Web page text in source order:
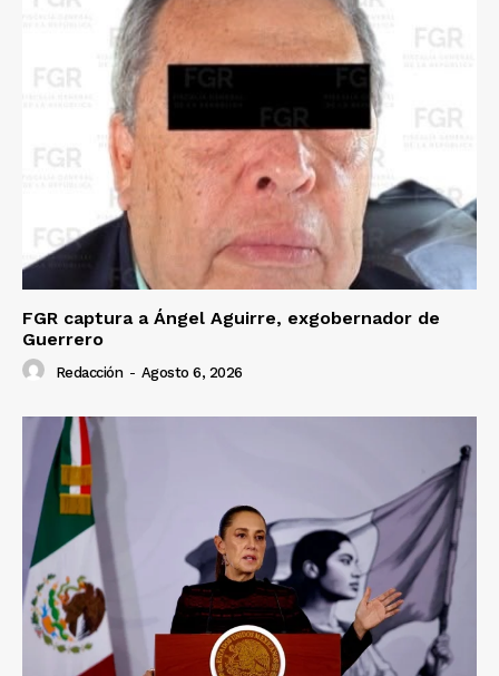
FGR captura a Ángel Aguirre, exgobernador de
Guerrero
Redacción - Agosto 6, 2026